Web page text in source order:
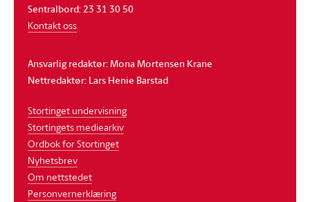
Sentralbord: 23 31 30 50
Kontakt oss
Ansvarlig redaktør: Mona Mortensen Krane
Nettredaktør: Lars Henie Barstad
Stortinget undervisning
Stortingets mediearkiv
Ordbok for Stortinget
Nyhetsbrev
Om nettstedet
Personvernerklæring